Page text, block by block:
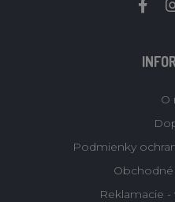
O
Podmienky
Reklamacie -